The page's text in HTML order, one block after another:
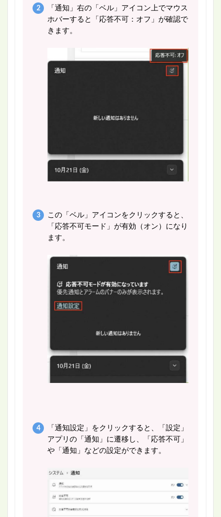
「通知」右の「ベル」アイコン上でマウス
ホバーすると「応答不可：オフ」が確認で
きます。
この「ベル」アイコンをクリックすると、
「応答不可モード」が有効（オン）になり
ます。
「通知設定」をクリックすると、「設定」
アプリの「通知」に遷移し、「応答不可」
や「通知」などの設定ができます。